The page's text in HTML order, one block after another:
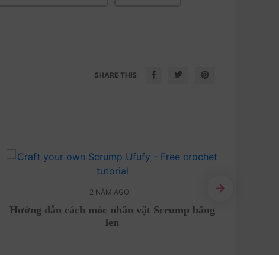
SHARE THIS
2 NĂM AGO
Hướng dẫn cách móc nhân vật Scrump bằng
len